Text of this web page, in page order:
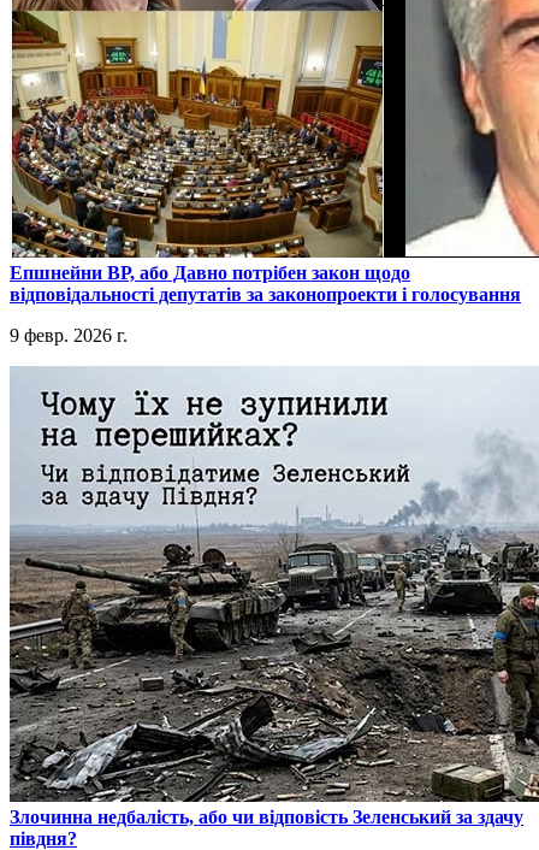
​Епшнейни ВР, або Давно потрібен закон щодо
відповідальності депутатів за законопроекти і голосування
9 февр. 2026 г.
​Злочинна недбалість, або чи відповість Зеленський за здачу
півдня?